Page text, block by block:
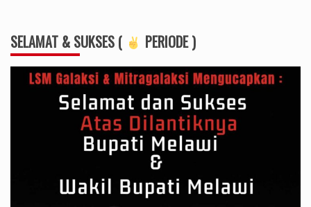
SELAMAT & SUKSES ( PERIODE )